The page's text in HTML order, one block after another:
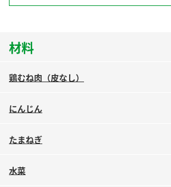
スペシャルサイト
すしラボ
鍋奉行マニュアル
おいしさと健康への取り組み
よくあるご質問
ミツカン公式通販
材料
鶏むね肉（皮なし）
にんじん
たまねぎ
水菜